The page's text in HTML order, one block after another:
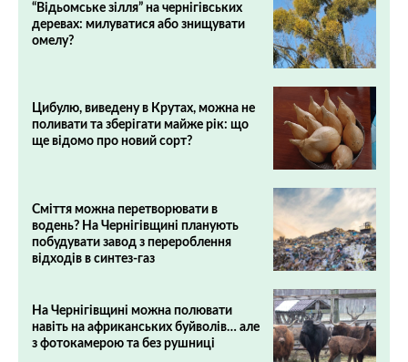
“Відьомське зілля” на чернігівських
деревах: милуватися або знищувати
омелу?
Цибулю, виведену в Крутах, можна не
поливати та зберігати майже рік: що
ще відомо про новий сорт?
Сміття можна перетворювати в
водень? На Чернігівщині планують
побудувати завод з перероблення
відходів в синтез-газ
На Чернігівщині можна полювати
навіть на африканських буйволів… але
з фотокамерою та без рушниці